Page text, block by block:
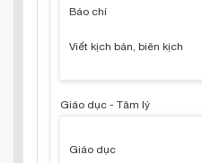
Báo chí
Viết kịch bản, biên kịch
Giáo dục - Tâm lý
Giáo dục